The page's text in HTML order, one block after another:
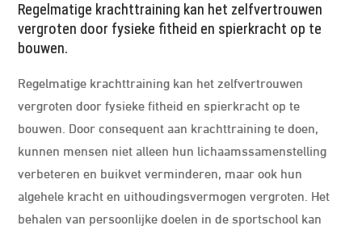
Regelmatige krachttraining kan het zelfvertrouwen
vergroten door fysieke fitheid en spierkracht op te
bouwen.
Regelmatige krachttraining kan het zelfvertrouwen
vergroten door fysieke fitheid en spierkracht op te
bouwen. Door consequent aan krachttraining te doen,
kunnen mensen niet alleen hun lichaamssamenstelling
verbeteren en buikvet verminderen, maar ook hun
algehele kracht en uithoudingsvermogen vergroten. Het
behalen van persoonlijke doelen in de sportschool kan